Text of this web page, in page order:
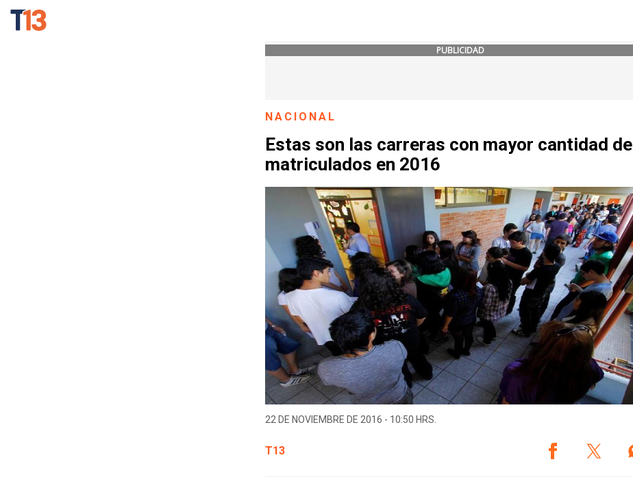
PUBLICIDAD
NACIONAL
Estas son las carreras con mayor cantidad de
matriculados en 2016
22 DE NOVIEMBRE DE 2016 - 10:50 HRS.
T13